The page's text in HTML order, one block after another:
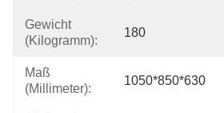
Gewicht
(Kilogramm):
180
Maß
(Millimeter):
1050*850*630